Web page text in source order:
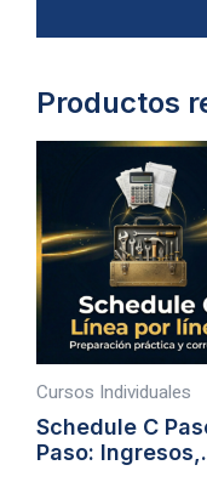
Productos
Cursos Individuales
Schedule C
Paso: Ingresos,